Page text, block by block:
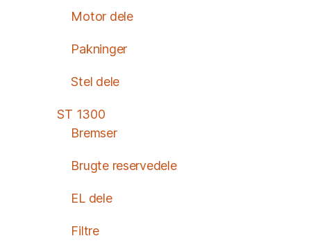
Motor dele
Pakninger
Stel dele
ST 1300
Bremser
Brugte reservedele
EL dele
Filtre